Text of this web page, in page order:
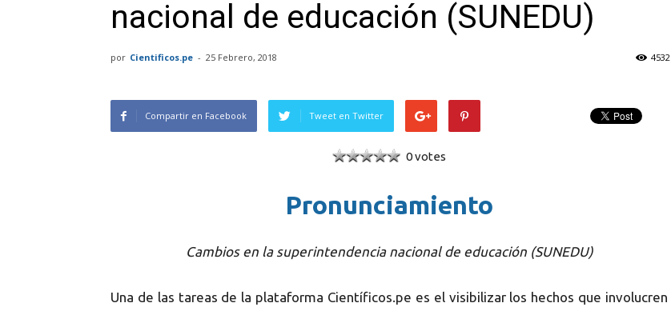
nacional de educación (SUNEDU)
por Cientificos.pe - 25 Febrero, 2018 4532
Compartir en Facebook Tweet en Twitter
0 votes
Pronunciamiento
Cambios en la superintendencia nacional de educación (SUNEDU)
Una de las tareas de la plataforma Científicos.pe es el visibilizar los hechos que involucren